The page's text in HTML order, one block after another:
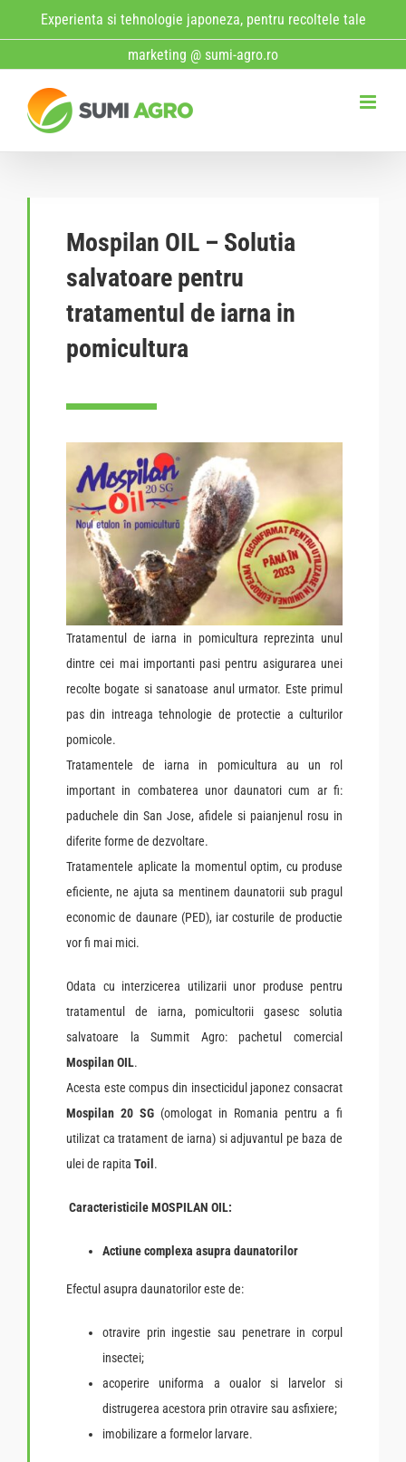
to
Experienta si tehnologie japoneza, pentru recoltele tale
marketing @ sumi-agro.ro
Mospilan OIL – Solutia
salvatoare pentru
tratamentul de iarna in
pomicultura
Tratamentul de iarna in pomicultura reprezinta unul
dintre cei mai importanti pasi pentru asigurarea unei
recolte bogate si sanatoase anul urmator. Este primul
pas din intreaga tehnologie de protectie a culturilor
pomicole.
Tratamentele de iarna in pomicultura au un rol
important in combaterea unor daunatori cum ar fi:
paduchele din San Jose, afidele si paianjenul rosu in
diferite forme de dezvoltare.
Tratamentele aplicate la momentul optim, cu produse
eficiente, ne ajuta sa mentinem daunatorii sub pragul
economic de daunare (PED), iar costurile de productie
vor fi mai mici.
Odata cu interzicerea utilizarii unor produse pentru
tratamentul de iarna, pomicultorii gasesc solutia
salvatoare la Summit Agro: pachetul comercial
Mospilan OIL.
Acesta este compus din insecticidul japonez consacrat
Mospilan 20 SG (omologat in Romania pentru a fi
utilizat ca tratament de iarna) si adjuvantul pe baza de
ulei de rapita Toil .
Caracteristicile MOSPILAN OIL:
Actiune complexa asupra daunatorilor
Efectul asupra daunatorilor este de:
otravire prin ingestie sau penetrare in corpul
insectei;
acoperire uniforma a oualor si larvelor si
distrugerea acestora prin otravire sau asfixiere;
imobilizare a formelor larvare.